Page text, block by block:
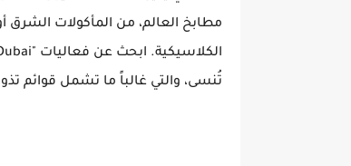
مطابخ العالم، من المأكولات الشرق
تُنسى، والتي غالباً ما تشمل قوائم